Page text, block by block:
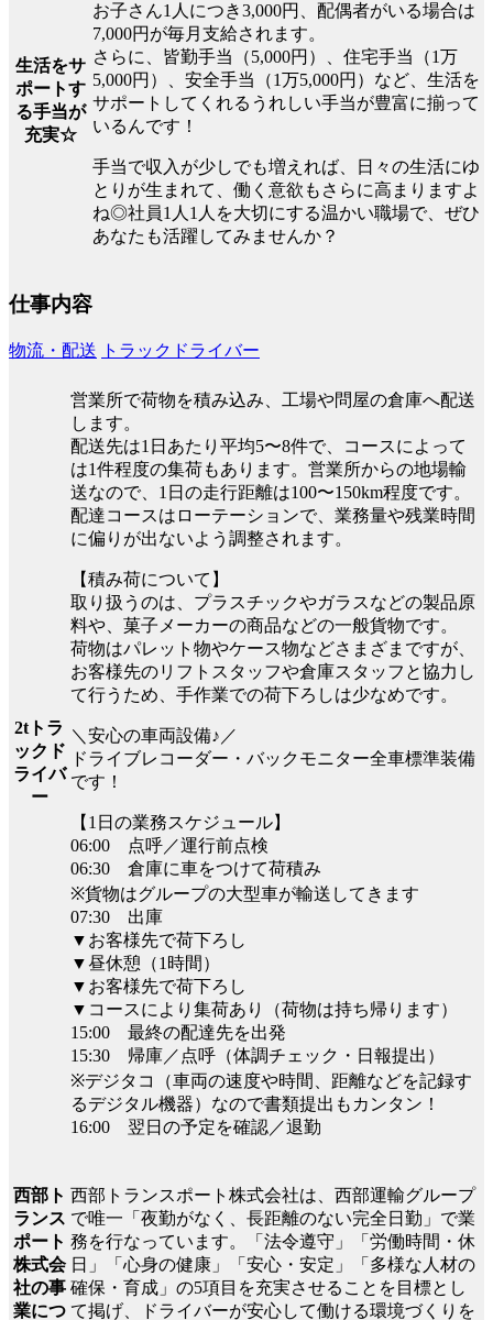
生活をサ
ポートす
る手当が
充実☆
お子さん1人につき3,000円、配偶者がいる場合は
7,000円が毎月支給されます。
さらに、皆勤手当（5,000円）、住宅手当（1万
5,000円）、安全手当（1万5,000円）など、生活を
サポートしてくれるうれしい手当が豊富に揃って
いるんです！
手当で収入が少しでも増えれば、日々の生活にゆ
とりが生まれて、働く意欲もさらに高まりますよ
ね◎社員1人1人を大切にする温かい職場で、ぜひ
あなたも活躍してみませんか？
仕事内容
物流・配送 トラックドライバー
2tトラ
ックド
ライバ
ー
営業所で荷物を積み込み、工場や問屋の倉庫へ配送
します。
配送先は1日あたり平均5〜8件で、コースによって
は1件程度の集荷もあります。営業所からの地場輸
送なので、1日の走行距離は100〜150km程度です。
配達コースはローテーションで、業務量や残業時間
に偏りが出ないよう調整されます。
【積み荷について】
取り扱うのは、プラスチックやガラスなどの製品原
料や、菓子メーカーの商品などの一般貨物です。
荷物はパレット物やケース物などさまざまですが、
お客様先のリフトスタッフや倉庫スタッフと協力し
て行うため、手作業での荷下ろしは少なめです。
＼安心の車両設備♪／
ドライブレコーダー・バックモニター全車標準装備
です！
【1日の業務スケジュール】
06:00 点呼／運行前点検
06:30 倉庫に車をつけて荷積み
※貨物はグループの大型車が輸送してきます
07:30 出庫
▼お客様先で荷下ろし
▼昼休憩（1時間）
▼お客様先で荷下ろし
▼コースにより集荷あり（荷物は持ち帰ります）
15:00 最終の配達先を出発
15:30 帰庫／点呼（体調チェック・日報提出）
※デジタコ（車両の速度や時間、距離などを記録す
るデジタル機器）なので書類提出もカンタン！
16:00 翌日の予定を確認／退勤
西部ト
ランス
ポート
株式会
社の事
業につ
西部トランスポート株式会社は、西部運輸グループ
で唯一「夜勤がなく、長距離のない完全日勤」で業
務を行なっています。「法令遵守」「労働時間・休
日」「心身の健康」「安心・安定」「多様な人材の
確保・育成」の5項目を充実させることを目標とし
て掲げ、ドライバーが安心して働ける環境づくりを